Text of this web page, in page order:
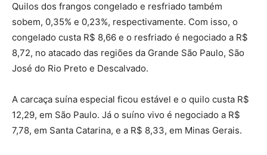
Quilos dos frangos congelado e resfriado também
sobem, 0,35% e 0,23%, respectivamente. Com isso, o
congelado custa R$ 8,66 e o resfriado é negociado a R$
8,72, no atacado das regiões da Grande São Paulo, São
José do Rio Preto e Descalvado.
A carcaça suína especial ficou estável e o quilo custa R$
12,29, em São Paulo. Já o suíno vivo é negociado a R$
7,78, em Santa Catarina, e a R$ 8,33, em Minas Gerais.